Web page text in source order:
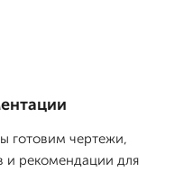
готовим чертежи,
и рекомендации для